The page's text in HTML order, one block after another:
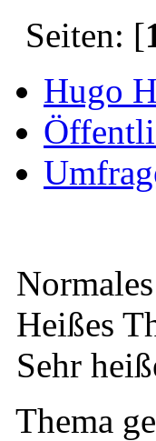
Seiten: [
Hugo
Heißes
Sehr
Thema